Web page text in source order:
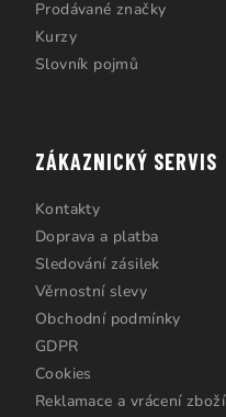
Prodávané značky
Kurzy
Slovník pojmů
ZÁKAZNICKÝ SERVIS
Kontakty
Doprava a platba
Sledování zásilek
Věrnostní slevy
Obchodní podmínky
GDPR
Cookies
Reklamace a vrácení zboží